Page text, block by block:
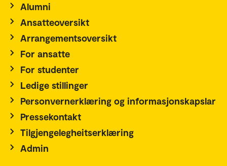
Alumni
Ansatteoversikt
Arrangementsoversikt
For ansatte
For studenter
Ledige stillinger
Personvernerklæring og informasjonskapslar
Pressekontakt
Tilgjengelegheitserklæring
Admin